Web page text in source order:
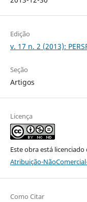
Edição
v. 17 n. 2 (2013):
Seção
Artigos
Licença
Este obra está
Atribuição-
Como Citar